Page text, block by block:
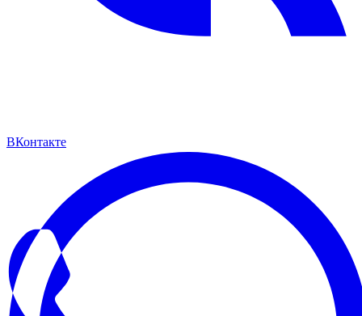
ВКонтакте